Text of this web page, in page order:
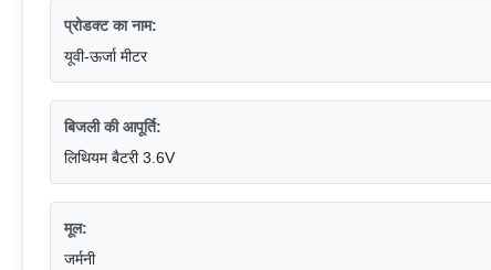
प्रोडक्ट का नाम:
यूवी-ऊर्जा मीटर
बिजली की आपूर्ति:
लिथियम बैटरी 3.6V
मूल:
जर्मनी